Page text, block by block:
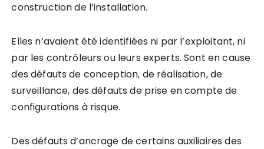
construction de l’installation.
Elles n’avaient été identifiées ni par l’exploitant, ni
par les contrôleurs ou leurs experts. Sont en cause
des défauts de conception, de réalisation, de
surveillance, des défauts de prise en compte de
configurations à risque.
Des défauts d’ancrage de certains auxiliaires des